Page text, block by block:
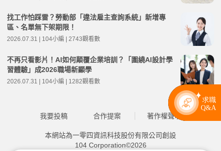
找工作怕踩雷？勞動部「違法雇主查詢系統」新增專
區、名單無下架期限！
2026.07.31 | 104小編 | 2743觀看數
不再只看影片！AI如何顛覆企業培訓？「圍繞AI設計學
習體驗」成2026職場新顯學
2026.07.31 | 104小編 | 1282觀看數
我要投稿 合作提案 著作權聲明
本網站為一零四資訊科技股份有限公司創設
104 Corporation©2026